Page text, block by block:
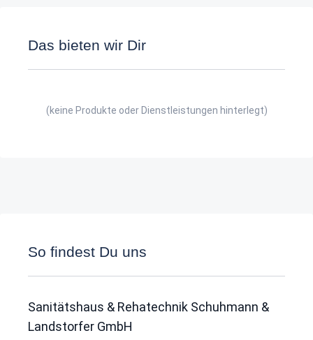
Das bieten wir Dir
(keine Produkte oder Dienstleistungen hinterlegt)
So findest Du uns
Sanitätshaus & Rehatechnik Schuhmann &
Landstorfer GmbH